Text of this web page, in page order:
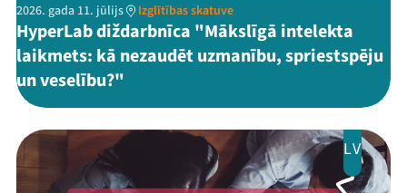
2026. gada 11. jūlijs Izglītības skatuve
HyperLab diždarbnīca "Mākslīgā intelekta
laikmets: kā nezaudēt uzmanību, spriestspēju
un veselību?"
LV